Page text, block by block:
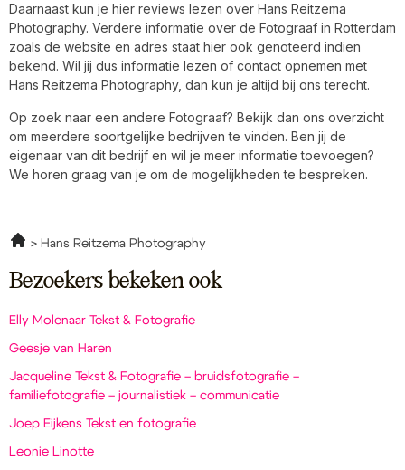
Daarnaast kun je hier reviews lezen over Hans Reitzema
Photography. Verdere informatie over de Fotograaf in Rotterdam
zoals de website en adres staat hier ook genoteerd indien
bekend. Wil jij dus informatie lezen of contact opnemen met
Hans Reitzema Photography, dan kun je altijd bij ons terecht.
Op zoek naar een andere Fotograaf? Bekijk dan ons overzicht
om meerdere soortgelijke bedrijven te vinden. Ben jij de
eigenaar van dit bedrijf en wil je meer informatie toevoegen?
We horen graag van je om de mogelijkheden te bespreken.
Hans Reitzema Photography
Bezoekers bekeken ook
Elly Molenaar Tekst & Fotografie
Geesje van Haren
Jacqueline Tekst & Fotografie – bruidsfotografie –
familiefotografie – journalistiek – communicatie
Joep Eijkens Tekst en fotografie
Leonie Linotte